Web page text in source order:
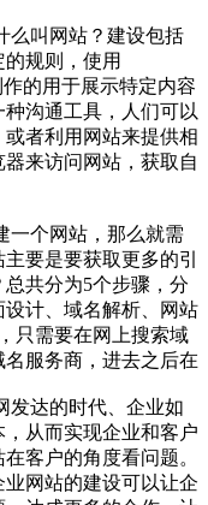
么叫网站？建设包括
规则，使用
的用于展示特定内容
沟通工具，人们可以
者利用网站来提供相
来访问网站，获取自
一个网站，那么就需
要是要获取更多的引
共分为5个步骤，分
计、域名解析、网站
只需要在网上搜索域
服务商，进去之后在
发达的时代、企业如
从而实现企业和客户
客户的角度看问题。
网站的建设可以让企